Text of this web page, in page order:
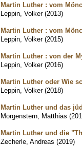
Martin Luther : vom
Leppin, Volker (2013)
Martin Luther : vom
Leppin, Volker (2015)
Martin Luther : von der
Leppin, Volker (2016)
Martin Luther oder Wie
Leppin, Volker (2018)
Martin Luther und das
Morgenstern, Matthias (
Martin Luther und die
Zecherle, Andreas (2019)